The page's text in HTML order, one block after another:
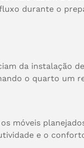
durante o
da instalação
o quarto um
móveis
e o